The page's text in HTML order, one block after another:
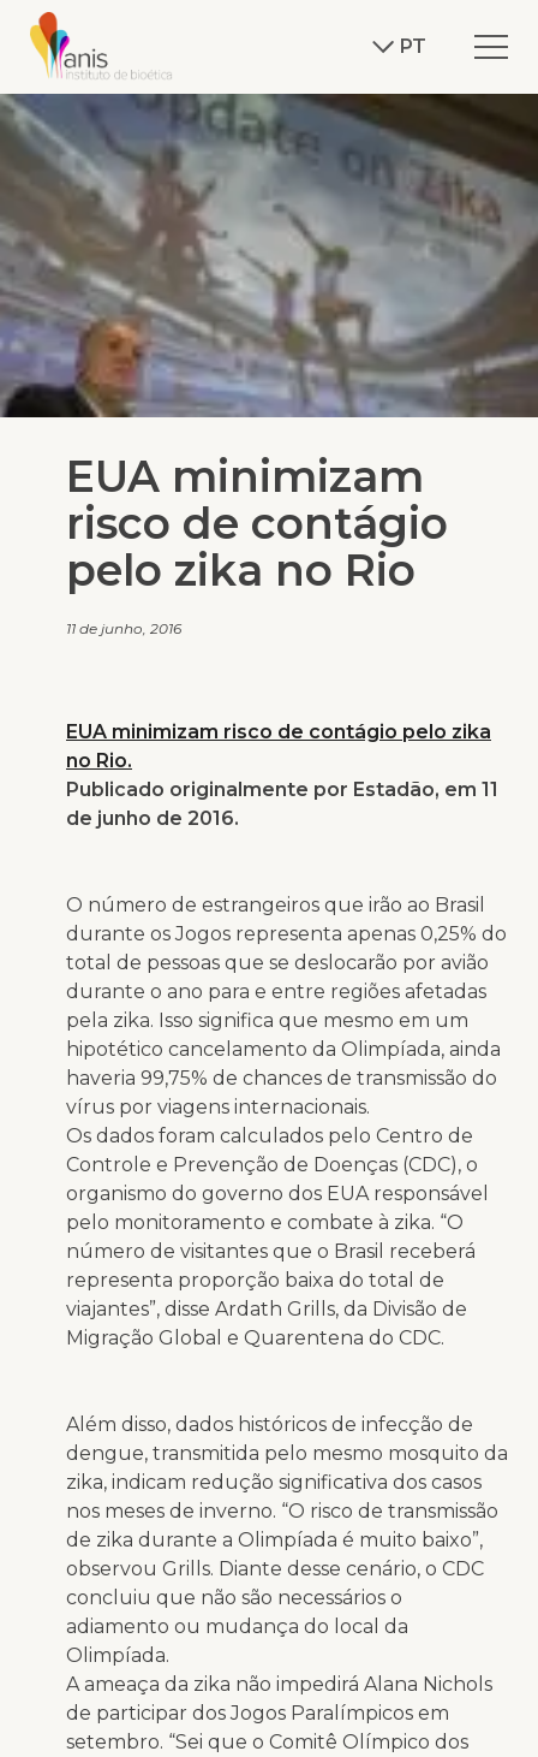
PT
EUA minimizam
risco de contágio
pelo zika no Rio
11 de junho, 2016
EUA minimizam risco de contágio pelo zika
no Rio.
Publicado originalmente por Estadão, em 11
de junho de 2016.
O número de estrangeiros que irão ao Brasil
durante os Jogos representa apenas 0,25% do
total de pessoas que se deslocarão por avião
durante o ano para e entre regiões afetadas
pela zika. Isso significa que mesmo em um
hipotético cancelamento da Olimpíada, ainda
haveria 99,75% de chances de transmissão do
vírus por viagens internacionais.
Os dados foram calculados pelo Centro de
Controle e Prevenção de Doenças (CDC), o
organismo do governo dos EUA responsável
pelo monitoramento e combate à zika. “O
número de visitantes que o Brasil receberá
representa proporção baixa do total de
viajantes”, disse Ardath Grills, da Divisão de
Migração Global e Quarentena do CDC.
Além disso, dados históricos de infecção de
dengue, transmitida pelo mesmo mosquito da
zika, indicam redução significativa dos casos
nos meses de inverno. “O risco de transmissão
de zika durante a Olimpíada é muito baixo”,
observou Grills. Diante desse cenário, o CDC
concluiu que não são necessários o
adiamento ou mudança do local da
Olimpíada.
A ameaça da zika não impedirá Alana Nichols
de participar dos Jogos Paralímpicos em
setembro. “Sei que o Comitê Olímpico dos